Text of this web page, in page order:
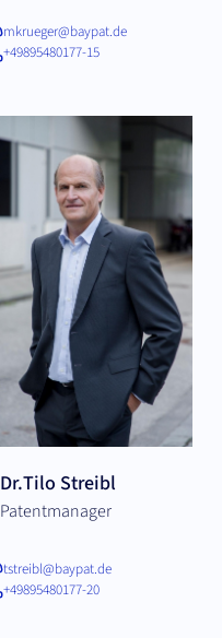
mkrueger@baypat.de
+49895480177-15
Dr.Tilo Streibl
Patentmanager
tstreibl@baypat.de
+49895480177-20